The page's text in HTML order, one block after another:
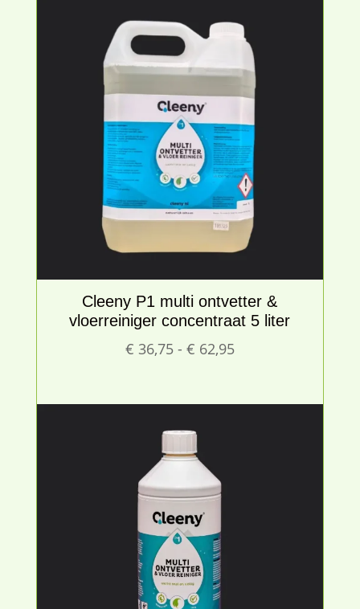
Cleeny P1 multi ontvetter &
vloerreiniger concentraat 5 liter
€ 36,75 - € 62,95Prijsklasse: